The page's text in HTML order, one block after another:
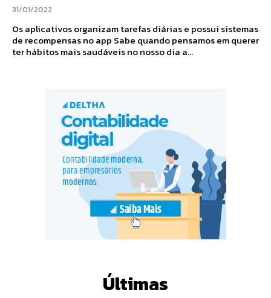
31/01/2022
Os aplicativos organizam tarefas diárias e possui sistemas
de recompensas no app Sabe quando pensamos em querer
ter hábitos mais saudáveis no nosso dia a...
Últimas